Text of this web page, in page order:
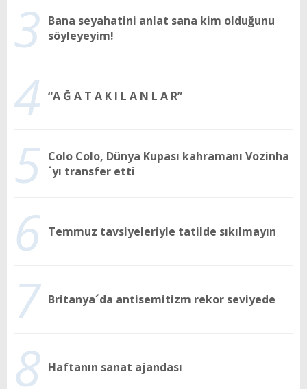
3 Bana seyahatini anlat sana kim olduğunu
söyleyeyim!
4 “A Ğ A T A K I L A N L A R”
5 Colo Colo, Dünya Kupası kahramanı Vozinha
´yı transfer etti
6 Temmuz tavsiyeleriyle tatilde sıkılmayın
7 Britanya´da antisemitizm rekor seviyede
8 Haftanın sanat ajandası